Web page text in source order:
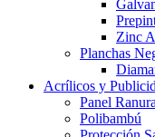
Zinc
Planchas
Acrílicos y
Panel
Polibambú